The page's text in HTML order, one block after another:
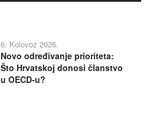
6. Kolovoz 2026.
Novo određivanje prioriteta:
Što Hrvatskoj donosi članstvo
u OECD-u?